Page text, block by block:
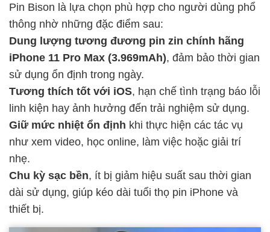
Pin Bison là lựa chọn phù hợp cho người dùng phổ
thông nhờ những đặc điểm sau:
Dung lượng tương đương pin zin chính hãng
iPhone 11 Pro Max (3.969mAh), đảm bảo thời gian
sử dụng ổn định trong ngày.
Tương thích tốt với iOS, hạn chế tình trạng báo lỗi
linh kiện hay ảnh hưởng đến trải nghiệm sử dụng.
Giữ mức nhiệt ổn định khi thực hiện các tác vụ
như xem video, học online, làm việc hoặc giải trí
nhẹ.
Chu kỳ sạc bền, ít bị giảm hiệu suất sau thời gian
dài sử dụng, giúp kéo dài tuổi thọ pin iPhone và
thiết bị.